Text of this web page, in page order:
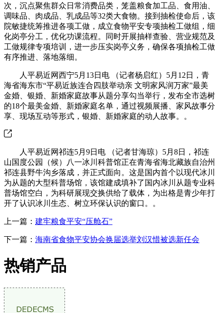
次，沉点聚焦群众日常消费品类，笼盖粮食加工品、食用油、
调味品、肉成品、乳成品等32类大食物。接到抽检使命后，该
院敏捷统筹推进各项工做，成立食物平安专项抽检工做组，细
化岗亭分工，优化功课流程。同时开展抽样查验、营业规范及
工做规律专项培训，进一步压实岗亭义务，确保各项抽检工做
有序推进、落地落细。
人平易近网西宁5月13日电 （记者杨启红）5月12日，青
海省海东市“平易近族连合四肢举动亲 文明家风润万家”最美
金婚、银婚、新婚家庭故事从题分享勾当举行，发布全市选树
的18个最美金婚、新婚家庭名单，通过视频展播、家风故事分
享、现场互动等形式，银婚、新婚家庭的动人故事。。
人平易近网祁连5月9日电 （记者甘海琼）5月8日，祁连
山国度公园（候）八一冰川科普馆正在青海省海北藏族自治州
祁连县野牛沟乡落成，并正式面向。这是国内首个以现代冰川
为从题的大型科普场馆，该馆建成填补了国内冰川从题专业科
普场馆空白，为科研展现交换供给了载体，为出格是青少年打
开了认识冰川生态、树立环保认识的窗口。。
上一篇： 建牢粮食平安“压舱石”
下一篇： 海南省食物平安协会换届选举刘汉惜被选新任会
热销产品